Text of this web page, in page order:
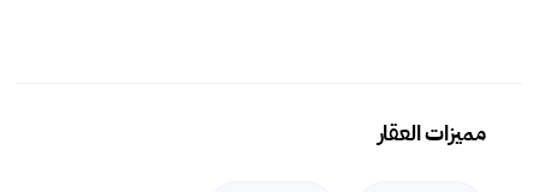
مميزات العقار